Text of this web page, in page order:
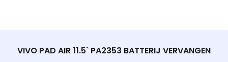
VIVO PAD AIR 11.5` PA2353 BATTERIJ VERVANGEN